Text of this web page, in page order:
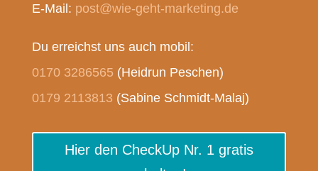
E-Mail: post@wie-geht-marketing.de
Du erreichst uns auch mobil:
0170 3286565 (Heidrun Peschen)
0179 2113813 (Sabine Schmidt-Malaj)
Hier den CheckUp Nr. 1 gratis